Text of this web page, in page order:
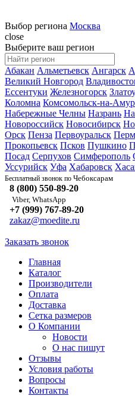
Выбор региона Москва
close
Выберите ваш регион
Абакан Альметьевск Ангарск
Великий Новгород
Ессентуки Железногорск
Коломна Комсомольск-на-
Набережные Челны Назрань
Новороссийск Новосибирск
Орск Пенза Первоуральск
Прокопьевск Псков Пушкино
Посад Серпухов Симферополь
Уссурийск Уфа Хабаровск
Бесплатный звонок по Чебоксарам
8 (800) 550-89-20
Viber, WhatsApp
+7 (999) 767-89-20
zakaz@moedite.ru
Заказать звонок
Главная
Каталог
Производители
Оплата
Доставка
Сетка размеров
О Компании
Новости
О нас пишут
Отзывы
Условия работы
Вопросы
Контакты